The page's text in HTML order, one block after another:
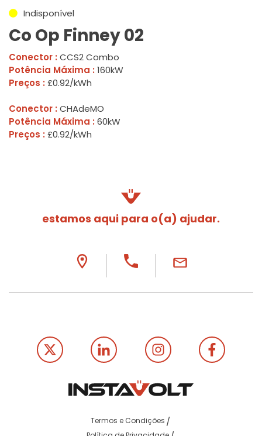
Indisponível
Co Op Finney 02
Conector : CCS2 Combo
Potência Máxima : 160kW
Preços : £0.92/kWh
Conector : CHAdeMO
Potência Máxima : 60kW
Preços : £0.92/kWh
estamos aqui para o(a) ajudar.
Termos e Condições